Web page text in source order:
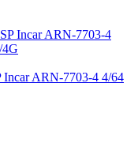
Incar ARN-7703-4 4/64